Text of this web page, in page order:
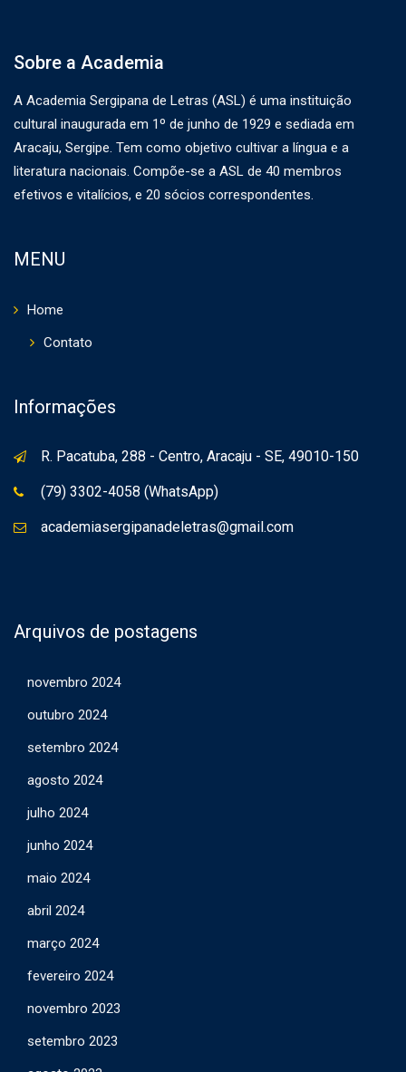
Sobre a Academia
A Academia Sergipana de Letras (ASL) é uma instituição
cultural inaugurada em 1º de junho de 1929 e sediada em
Aracaju, Sergipe. Tem como objetivo cultivar a língua e a
literatura nacionais. Compõe-se a ASL de 40 membros
efetivos e vitalícios, e 20 sócios correspondentes.
MENU
Home
Contato
Informações
R. Pacatuba, 288 - Centro, Aracaju - SE, 49010-150
(79) 3302-4058 (WhatsApp)
academiasergipanadeletras@gmail.com
Arquivos de postagens
novembro 2024
outubro 2024
setembro 2024
agosto 2024
julho 2024
junho 2024
maio 2024
abril 2024
março 2024
fevereiro 2024
novembro 2023
setembro 2023